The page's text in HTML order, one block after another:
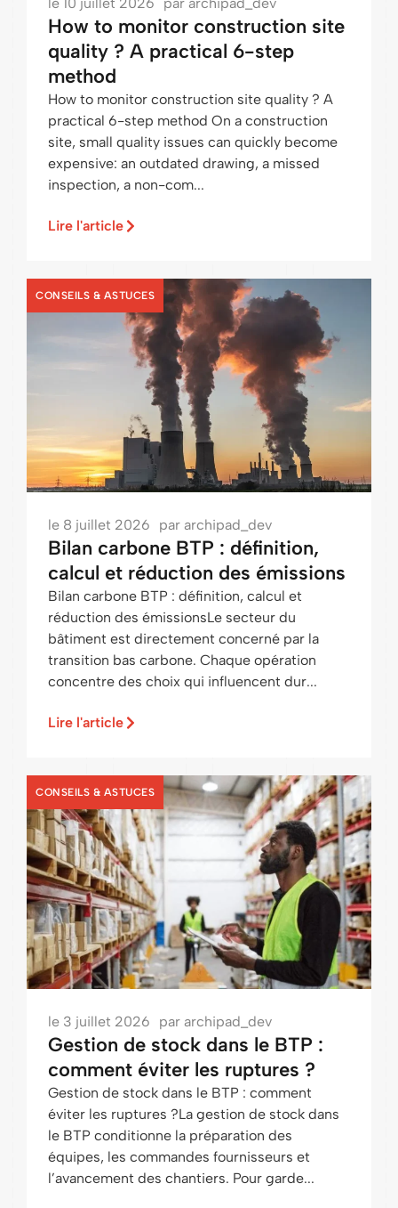
How to monitor construction site
quality ? A practical 6-step
method
How to monitor construction site quality ? A
practical 6-step method On a construction
site, small quality issues can quickly become
expensive: an outdated drawing, a missed
inspection, a non-com...
Lire l'article
CONSEILS & ASTUCES
le 8 juillet 2026 par archipad_dev
Bilan carbone BTP : définition,
calcul et réduction des émissions
Bilan carbone BTP : définition, calcul et
réduction des émissionsLe secteur du
bâtiment est directement concerné par la
transition bas carbone. Chaque opération
concentre des choix qui influencent dur...
Lire l'article
CONSEILS & ASTUCES
le 3 juillet 2026 par archipad_dev
Gestion de stock dans le BTP :
comment éviter les ruptures ?
Gestion de stock dans le BTP : comment
éviter les ruptures ?La gestion de stock dans
le BTP conditionne la préparation des
équipes, les commandes fournisseurs et
l’avancement des chantiers. Pour garde...